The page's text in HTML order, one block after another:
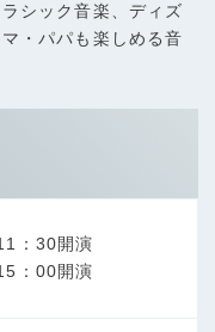
シック音楽、ディズ
・パパも楽しめる音
：30開演
：00開演